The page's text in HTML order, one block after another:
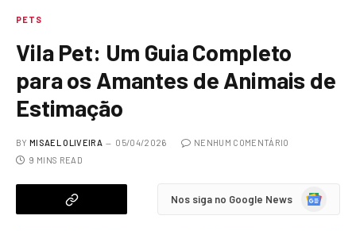
PETS
Vila Pet: Um Guia Completo
para os Amantes de Animais de
Estimação
BY MISAEL OLIVEIRA 05/04/2026
NENHUM COMENTÁRIO
9 MINS READ
Nos siga no Google News
Google